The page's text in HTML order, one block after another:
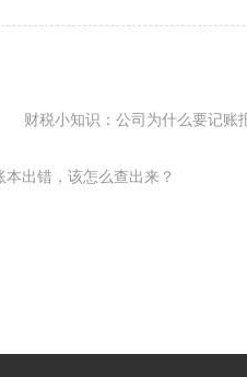
财税小知识：公司为什么要记账
本出错，该怎么查出来？